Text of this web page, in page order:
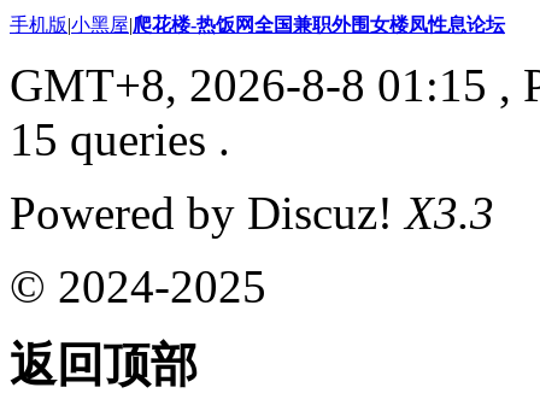
手机版|小黑屋|爬花楼-热饭网全国兼职外围女楼凤性息论坛
GMT+8, 2026-8-8 01:15 ,
15 queries .
Powered by Discuz!X3.3
© 2024-2025
返回顶部